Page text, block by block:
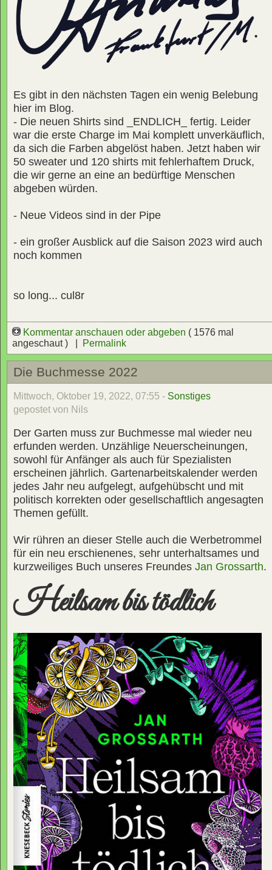
Es gibt in den nächsten Tagen ein wenig Belebung
hier im Blog.
- Die neuen Shirts sind _ENDLICH_ fertig. Leider
war die erste Charge im Mai komplett unverkäuflich,
da sich die Farben abgelöst haben. Jetzt haben wir
50 sweater und 120 shirts mit fehlerhaftem Druck,
die wir gerne an eine an bedürftige Menschen
abgeben würden.
- Neue Videos sind in der Pipe
- ein großer Ausblick auf die Saison 2023 wird auch
noch kommen
so long... cul8r
Kommentar anschauen oder abgeben ( 1576 mal
angeschaut ) |
Permalink
Die Buchmesse 2022
Mittwoch, Oktober 19, 2022, 07:55 - Sonstiges
gepostet von Nils
Der Garten muss zur Buchmesse mal wieder neu
erfunden werden. Unzählige Neuerscheinungen,
sowohl für Anfänger als auch für Spezialisten
erscheinen jährlich. Gartenarbeitskalender werden
jedes Jahr neu aufgelegt, aufgehübscht und mit
politisch korrekten oder gesellschaftlich angesagten
Themen gefüllt.
Wir rühren an dieser Stelle auch die Werbetrommel
für ein neu erschienenes, sehr unterhaltsames und
kurzweiliges Buch unseres Freundes Jan Grossarth.
Heilsam bis tödlich